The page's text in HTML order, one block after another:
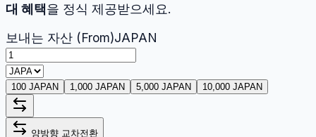
대 혜택을 정식 제공받으세요.
보내는 자산 (From)JAPAN
100 JAPAN 1,000 JAPAN 5,000 JAPAN 10,000 JAPAN
양방향 교차전환